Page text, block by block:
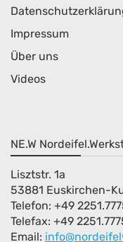
Impressum
Über uns
Videos
NE.W
Lisztstr. 1a
53881 Euskirchen-
Telefon: +49
Telefax: +49
Email: